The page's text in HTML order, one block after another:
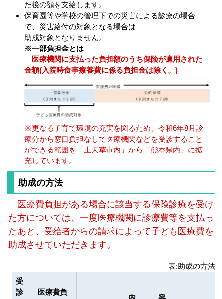
た後の額を支給します。
保育園等や学校の管理下での災害による診療の場合
で、災害給付の対象となる場合は
助成対象となりません。
※一部負担金とは
医療機関に支払った負担額のうち保険が適用された
金額(入院時食事療養費に係る負担金は除く。)
※更なる子育て環境の充実を図るため、令和6年8月診
療分から窓口負担なしで医療機関などを受診すること
ができる範囲を「上天草市内」から「熊本県内」に拡
充しています。
助成の方法
医療費負担がある場合に該当する保険診療を受け
た方については、一度医療機関に診療費等を支払っ
たあと、受給者からの請求によって子ども医療費を
助成させていただきます。
表:助成の方法
受
診
医療費負
内 容